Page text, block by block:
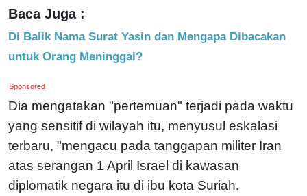
Baca Juga :
Di Balik Nama Surat Yasin dan Mengapa Dibacakan
untuk Orang Meninggal?
Sponsored
Dia mengatakan "pertemuan" terjadi pada waktu
yang sensitif di wilayah itu, menyusul eskalasi
terbaru, "mengacu pada tanggapan militer Iran
atas serangan 1 April Israel di kawasan
diplomatik negara itu di ibu kota Suriah.